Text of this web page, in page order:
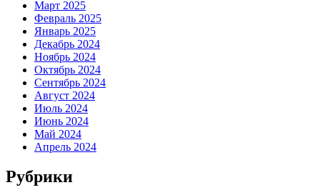
Март 2025
Февраль 2025
Январь 2025
Декабрь 2024
Ноябрь 2024
Октябрь 2024
Сентябрь 2024
Август 2024
Июль 2024
Июнь 2024
Май 2024
Апрель 2024
Рубрики